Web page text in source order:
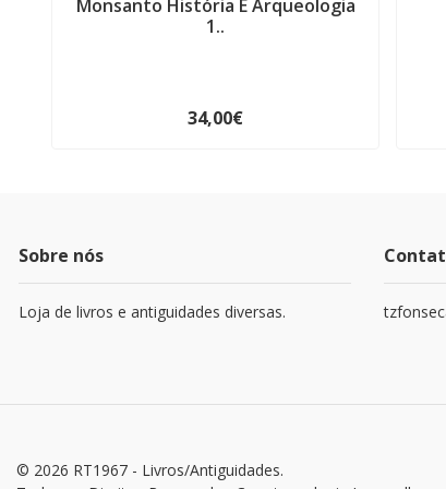
Monsanto História E Arqueologia
1..
34,00€
Sobre nós
Loja de livros e antiguidades diversas.
© 2026 RT1967 - Livros/Antiguidades.